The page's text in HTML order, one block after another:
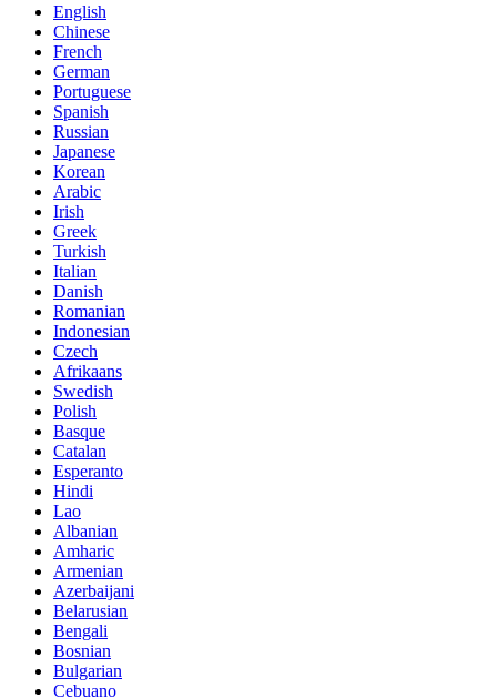
English
Chinese
French
German
Portuguese
Spanish
Russian
Japanese
Korean
Arabic
Irish
Greek
Turkish
Italian
Danish
Romanian
Indonesian
Czech
Afrikaans
Swedish
Polish
Basque
Catalan
Esperanto
Hindi
Lao
Albanian
Amharic
Armenian
Azerbaijani
Belarusian
Bengali
Bosnian
Bulgarian
Cebuano